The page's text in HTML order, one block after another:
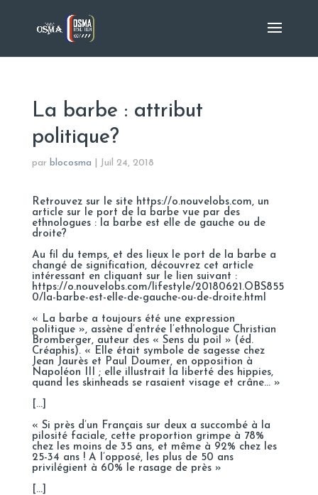
La barbe : attribut
politique?
par blocosma Juil 24, 2018
Retrouvez sur le site https://o.nouvelobs.com, un
article sur le port de la barbe vue par des
ethnologues : la barbe est elle de gauche ou de
droite?
Au fil du temps, et des lieux le port de la barbe a
changé de signification, découvrez cet article
intéressant en cliquant sur le lien suivant :
https://o.nouvelobs.com/lifestyle/20180621.OBS855
0/la-barbe-est-elle-de-gauche-ou-de-droite.html
« La barbe a toujours été une expression
politique », assène d’entrée l’ethnologue Christian
Bromberger, auteur des « Sens du poil » (éd.
Créaphis). « Elle était symbole de sagesse chez
Jean Jaurès et Paul Doumer, en opposition à
Napoléon III ; elle illustrait la liberté des hippies,
quand les skinheads se rasaient visage et crâne… »
[…]
« Si près d’un Français sur deux a succombé à la
pilosité faciale, cette proportion grimpe à 78%
chez les moins de 35 ans, et même à 92% chez les
25-34 ans! A l’opposé, les plus de 50 ans
privilégient à 60% le rasage de près »
[…]